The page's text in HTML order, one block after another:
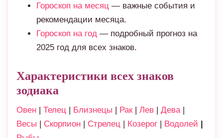
Гороскоп на месяц — важные события и
рекомендации месяца.
Гороскоп на год — подробный прогноз на
2025 год для всех знаков.
Характеристики всех знаков
зодиака
Овен | Телец | Близнецы | Рак| Лев | Дева |
Весы | Скорпион | Стрелец | Козерог | Водолей |